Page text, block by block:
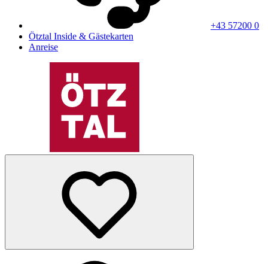
+43 57200 0
Ötztal Inside & Gästekarten
Anreise